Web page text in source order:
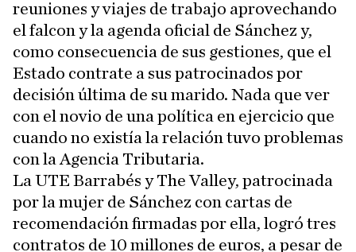
reuniones y viajes de trabajo aprovechando
el falcon y la agenda oficial de Sánchez y,
como consecuencia de sus gestiones, que el
Estado contrate a sus patrocinados por
decisión última de su marido. Nada que ver
con el novio de una política en ejercicio que
cuando no existía la relación tuvo problemas
con la Agencia Tributaria.
La UTE Barrabés y The Valley, patrocinada
por la mujer de Sánchez con cartas de
recomendación firmadas por ella, logró tres
contratos de 10 millones de euros, a pesar de